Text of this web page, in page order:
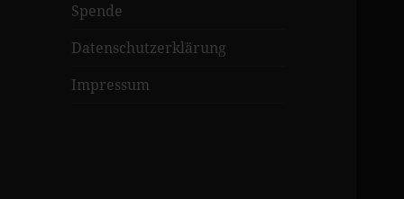
Spende
Datenschutzerklärung
Impressum